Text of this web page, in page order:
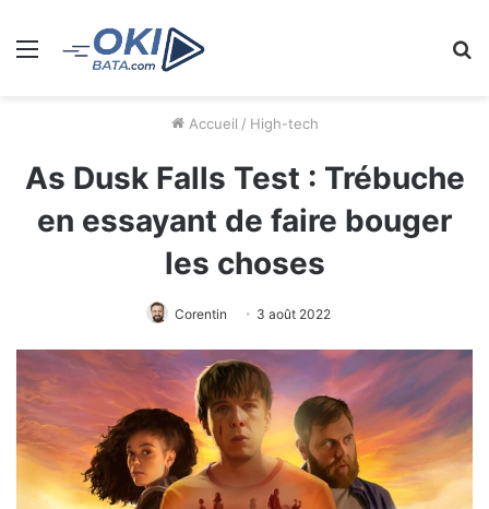
Menu
Accueil / High-tech
As Dusk Falls Test : Trébuche
en essayant de faire bouger
les choses
Corentin 3 août 2022